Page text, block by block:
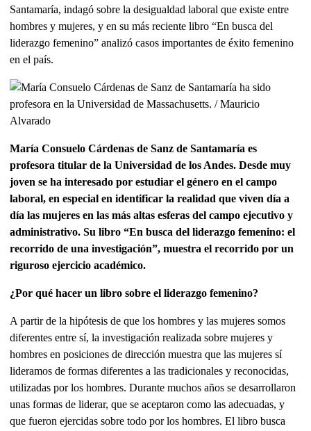
Santamaría, indagó sobre la desigualdad laboral que existe entre
hombres y mujeres, y en su más reciente libro “En busca del
liderazgo femenino” analizó casos importantes de éxito femenino
en el país.
María Consuelo Cárdenas de Sanz de Santamaría es
profesora titular de la Universidad de los Andes. Desde muy
joven se ha interesado por estudiar el género en el campo
laboral, en especial en identificar la realidad que viven día a
día las mujeres en las más altas esferas del campo ejecutivo y
administrativo. Su libro “En busca del liderazgo femenino: el
recorrido de una investigación”, muestra el recorrido por un
riguroso ejercicio académico.
¿Por qué hacer un libro sobre el liderazgo femenino?
A partir de la hipótesis de que los hombres y las mujeres somos
diferentes entre sí, la investigación realizada sobre mujeres y
hombres en posiciones de dirección muestra que las mujeres sí
lideramos de formas diferentes a las tradicionales y reconocidas,
utilizadas por los hombres. Durante muchos años se desarrollaron
unas formas de liderar, que se aceptaron como las adecuadas, y
que fueron ejercidas sobre todo por los hombres. El libro busca